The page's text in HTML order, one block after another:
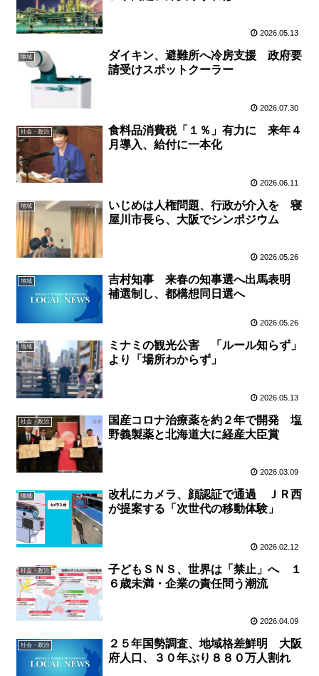
2026.05.13
地域
ダイキン、避難所へ冷房支援 政府要
請受けスポットクーラー
2026.07.30
社会・政治
食料品消費税「１％」有力に 来年４
月導入、給付に一本化
2026.06.11
地域
いじめは人権問題、行政が介入を 寝
屋川市長ら、大阪でシンポジウム
2026.05.26
地域
吉村知事 来春の知事選へ出馬表明
補選制し、都構想同日選へ
2026.05.26
地域
ミナミの観光公害 「ルール知らず」
より「場所わからず」
2026.05.13
社会・政治
国産コロナ治療薬を約２年で開発 塩
野義製薬と北海道大に経産大臣賞
2026.03.09
地域
改札にカメラ、顔認証で通過 ＪＲ西
が提案する「次世代の移動体験」
2026.02.12
社会・政治
子どもＳＮＳ、世界は「禁止」へ １
６歳未満・企業の責任問う潮流
2026.04.09
社会・政治
２５年国勢調査、地域格差鮮明 大阪
府人口、３０年ぶり８８０万人割れ